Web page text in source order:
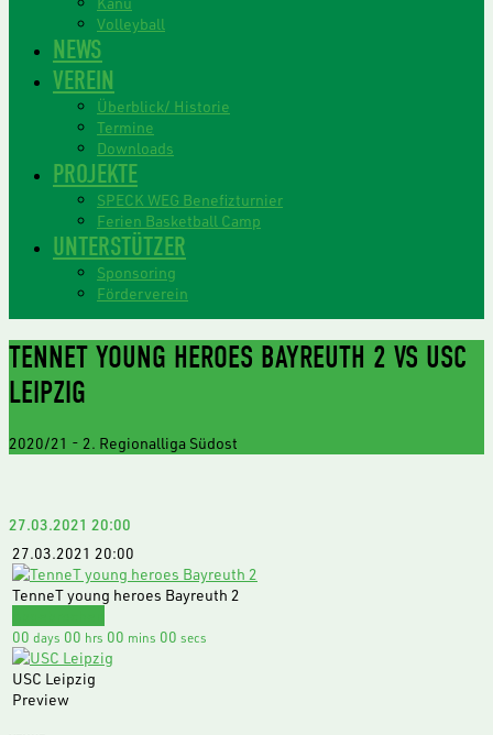
Volleyball
NEWS
VEREIN
Überblick/ Historie
Termine
Downloads
PROJEKTE
SPECK WEG Benefizturnier
Ferien Basketball Camp
UNTERSTÜTZER
Sponsoring
Förderverein
TENNET YOUNG HEROES BAYREUTH 2 VS USC
LEIPZIG
2020/21 - 2. Regionalliga Südost
27.03.2021 20:00
27.03.2021 20:00
TenneT young heroes Bayreuth 2
00 days 00 hrs 00 mins 00 secs
USC Leipzig
Preview